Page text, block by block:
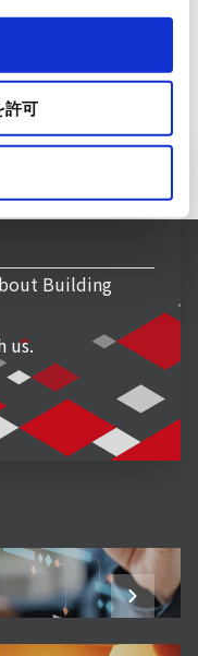
許可
Building
us.